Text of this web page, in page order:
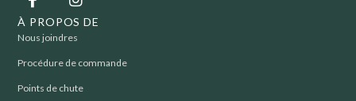
À PROPOS DE
Nous joindres
Procédure de commande
Points de chute